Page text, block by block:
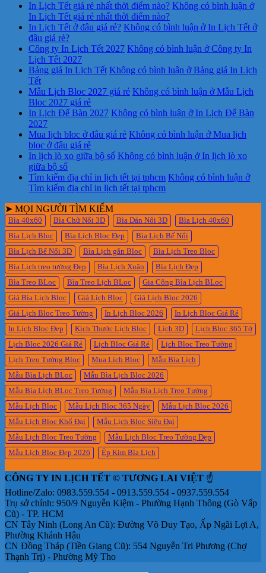
In Lịch Tết giá rẻ nhất thời điểm nào? Không có bình luận ở
In Lịch Tết giá rẻ nhất thời điểm nào?
In Lịch Tết ở đâu giá rẻ? Không có bình luận ở In Lịch Tết ở
đâu giá rẻ?
Công ty In Lịch Tết 2027 Không có bình luận ở Công ty In
Lịch Tết 2027
Bảng giá In Lịch Tết Không có bình luận ở Bảng giá In Lịch
Tết
Mẫu Lịch Bloc 2027 giá rẻ Không có bình luận ở Mẫu Lịch
Bloc 2027 giá rẻ
In Lịch Để Bàn 2027 Không có bình luận ở In Lịch Để Bàn
2027
Mua lịch bloc ở đâu giá rẻ Không có bình luận ở Mua lịch
bloc ở đâu giá rẻ
In lịch lò xo giữa bộ số Không có bình luận ở In lịch lò xo
giữa bộ số
Tìm kiếm địa chỉ in lịch tết tại tphcm Không có bình luận ở
Tìm kiếm địa chỉ in lịch tết tại tphcm
➤ MỌI NGƯỜI TÌM KIẾM
Bìa 40x60 Bìa Chữ Nổi 3D Bìa Dán Nổi 3D
Bìa Lịch 40x60
Bìa Lịch Bloc
Bìa Lịch Bloc Đẹp
Bìa Lịch Bế Nổi
Bìa Lịch Bế Nổi 3D
Bìa Lịch gắn Bloc
Bìa Lịch Treo Bloc
Bìa Lịch treo tường Đẹp
Bìa Lịch Xuân
Bìa Lịch Đẹp
Bìa Treo BLoc
Bìa Treo Lịch BLoc
Gia Công Bìa Lịch BLoc
Giá Bìa Lịch Bloc
Giá Lịch Bloc
Giá Lịch Bloc 2026
Giá Lịch Bloc Treo Tường
In Lịch Bloc 2026
In Lịch Bloc Giá Rẻ
In Lịch Bloc Đẹp
Kích Thước Lịch Bloc Lịch 3D
Lịch Bloc 365 Tờ
Lịch Bloc 2026 Giá Rẻ
Lịch Bloc Giá Rẻ
Lịch Bloc Treo Tường
Lịch Treo Tường Bloc
Mua Lich Bloc
Mẫu Bìa Lịch
Mẫu Bìa Lịch BLoc
Mẫu Bìa Lịch Bloc 2026
Mẫu Bìa Lịch BLoc Treo Tường
Mẫu Bìa Lịch Treo Tường
Mẫu Lịch Bloc
Mẫu Lịch Bloc 365 Ngày
Mẫu Lịch Bloc 2026
Mẫu Lịch Bloc Khổ Đại
Mẫu Lịch Bloc Siêu Đại
Mẫu Lịch Bloc Treo Tường
Mẫu Lịch Bloc Treo Tường Đẹp
Mẫu Lịch Bloc Đẹp 2026
Ép Kim Bìa Lịch
CÔNG TY IN LỊCH TẾT © TƯƠNG LAI VIỆT ☝️
Hotline/Zalo: 0983.559.554 - 0913.559.554 - 0937.559.554
Trụ sở chính: 950/9 Nguyễn Kiệm - Phường Hạnh Thông (Gò Vấp
Cũ) - TP. HCM
CN Tây Ninh (Long An Cũ): Đường Võ Duy Tạo, Ấp Ngãi Lợi A,
Phường Khánh Hậu
CN Đồng Tháp (Tiền Giang Cũ): 554 Nguyễn Tri Phương (Chợ
Thạnh Trị) - Phường Mỹ Tho